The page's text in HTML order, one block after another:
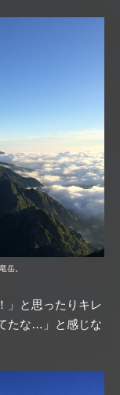
岳。
」と思ったりキレ
たな…」と感じな